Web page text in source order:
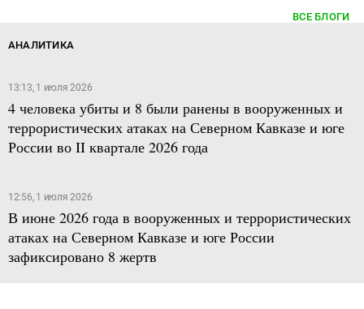
ВСЕ БЛОГИ
АНАЛИТИКА
13:13, 1 июля 2026
4 человека убиты и 8 были ранены в вооруженных и
террористических атаках на Северном Кавказе и юге
России во II квартале 2026 года
12:56, 1 июля 2026
В июне 2026 года в вооруженных и террористических
атаках на Северном Кавказе и юге России
зафиксировано 8 жертв